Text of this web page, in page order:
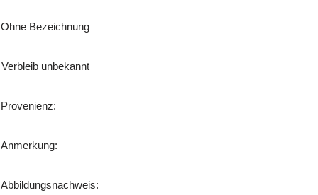
Ohne Bezeichnung
Verbleib unbekannt
Provenienz:
Anmerkung:
Abbildungsnachweis: